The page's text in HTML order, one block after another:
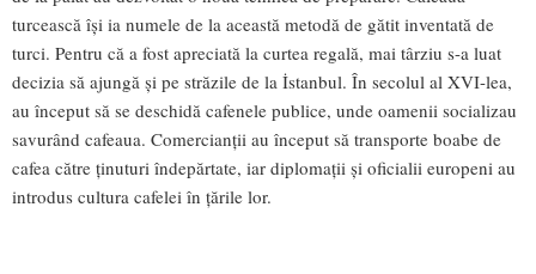
turcească își ia numele de la această metodă de gătit inventată de
turci. Pentru că a fost apreciată la curtea regală, mai târziu s-a luat
decizia să ajungă și pe străzile de la İstanbul. În secolul al XVI-lea,
au început să se deschidă cafenele publice, unde oamenii socializau
savurând cafeaua. Comercianții au început să transporte boabe de
cafea către ținuturi îndepărtate, iar diplomații și oficialii europeni au
introdus cultura cafelei în țările lor.